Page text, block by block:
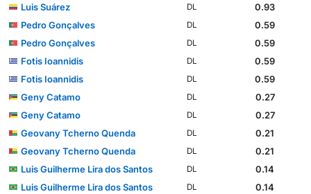
Luis Suárez
DL
0.93
Pedro Gonçalves
DL
0.59
Pedro Gonçalves
DL
0.59
Fotis Ioannidis
DL
0.59
Fotis Ioannidis
DL
0.59
Geny Catamo
DL
0.27
Geny Catamo
DL
0.27
Geovany Tcherno Quenda
DL
0.21
Geovany Tcherno Quenda
DL
0.21
Luis Guilherme Lira dos Santos
DL
0.14
Luis Guilherme Lira dos Santos
DL
0.14